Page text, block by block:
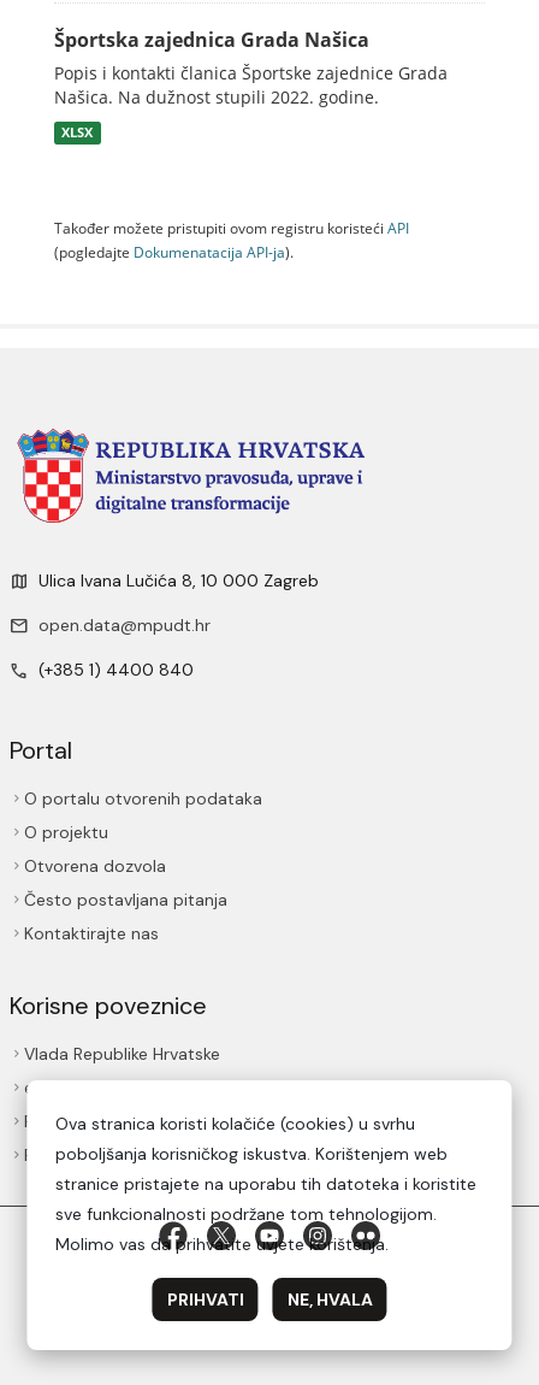
Športska zajednica Grada Našica
Popis i kontakti članica Športske zajednice Grada
Našica. Na dužnost stupili 2022. godine.
XLSX
Također možete pristupiti ovom registru koristeći API
(pogledajte Dokumenаtаcijа API-jа).